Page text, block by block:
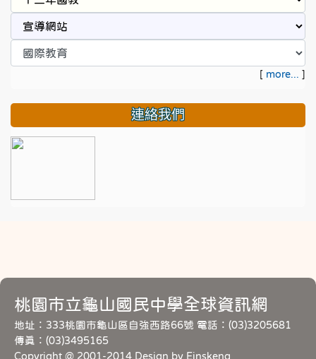
[ more... ]
連絡我們
桃園市立龜山國民中學全球資訊網
地址：333桃園市龜山區自強西路66號 電話：(03)3205681
傳真：(03)3495165
Copyright @ 2001-2014 Design by Einskeng